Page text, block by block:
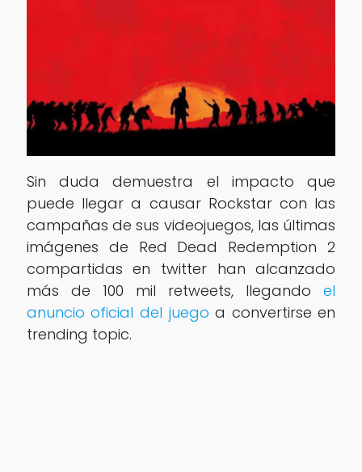
Sin duda demuestra el impacto que
puede llegar a causar Rockstar con las
campañas de sus videojuegos, las últimas
imágenes de Red Dead Redemption 2
compartidas en twitter han alcanzado
más de 100 mil retweets, llegandoel
anuncio oficial del juego a convertirse en
trending topic.